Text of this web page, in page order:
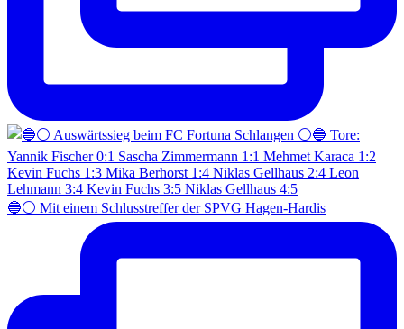
🔵⚪️ Mit einem Schlusstreffer der SPVG Hagen-Hardis